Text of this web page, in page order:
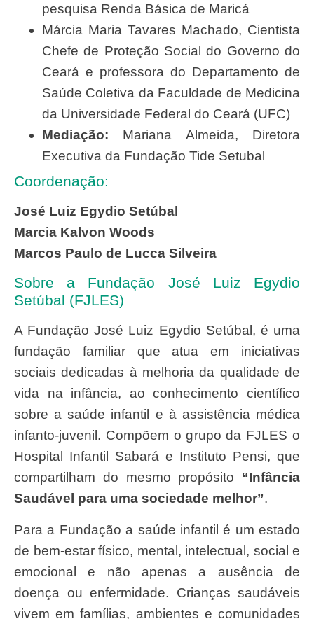
pesquisa Renda Básica de Maricá
Márcia Maria Tavares Machado, Cientista
Chefe de Proteção Social do Governo do
Ceará e professora do Departamento de
Saúde Coletiva da Faculdade de Medicina
da Universidade Federal do Ceará (UFC)
Mediação: Mariana Almeida, Diretora
Executiva da Fundação Tide Setubal
Coordenação:
José Luiz Egydio Setúbal
Marcia Kalvon Woods
Marcos Paulo de Lucca Silveira
Sobre a Fundação José Luiz Egydio
Setúbal (FJLES)
A Fundação José Luiz Egydio Setúbal, é uma
fundação familiar que atua em iniciativas
sociais dedicadas à melhoria da qualidade de
vida na infância, ao conhecimento científico
sobre a saúde infantil e à assistência médica
infanto-juvenil. Compõem o grupo da FJLES o
Hospital Infantil Sabará e Instituto Pensi, que
compartilham do mesmo propósito “Infância
Saudável para uma sociedade melhor”.
Para a Fundação a saúde infantil é um estado
de bem-estar físico, mental, intelectual, social e
emocional e não apenas a ausência de
doença ou enfermidade. Crianças saudáveis
vivem em famílias, ambientes e comunidades